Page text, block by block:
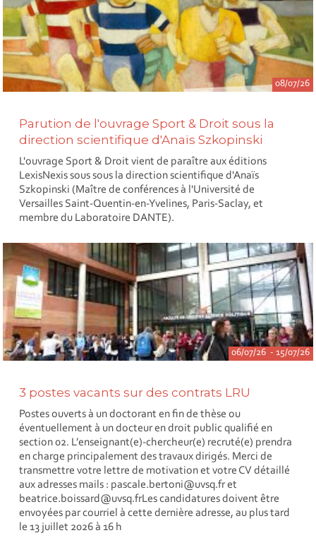
08/07/26
Parution de l'ouvrage Sport & Droit sous la
direction scientifique d'Anaïs Szkopinski
L'ouvrage Sport & Droit vient de paraître aux éditions
LexisNexis sous sous la direction scientifique d'Anaïs
Szkopinski (Maître de conférences à l'Université de
Versailles Saint-Quentin-en-Yvelines, Paris-Saclay, et
membre du Laboratoire DANTE).
06/07/26 - 15/07/26
3 postes vacants sur des contrats LRU
Postes ouverts à un doctorant en fin de thèse ou
éventuellement à un docteur en droit public qualifié en
section 02. L’enseignant(e)-chercheur(e) recruté(e) prendra
en charge principalement des travaux dirigés. Merci de
transmettre votre lettre de motivation et votre CV détaillé
aux adresses mails : pascale.bertoni@uvsq.fr et
beatrice.boissard@uvsq.frLes candidatures doivent être
envoyées par courriel à cette dernière adresse, au plus tard
le 13 juillet 2026 à 16 h